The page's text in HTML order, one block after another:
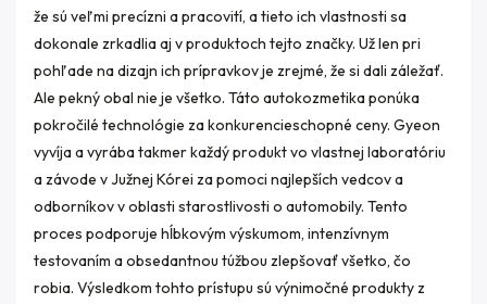
že sú veľmi precízni a pracovití, a tieto ich vlastnosti sa
dokonale zrkadlia aj v produktoch tejto značky. Už len pri
pohľade na dizajn ich prípravkov je zrejmé, že si dali záležať.
Ale pekný obal nie je všetko. Táto autokozmetika ponúka
pokročilé technológie za konkurencieschopné ceny. Gyeon
vyvíja a vyrába takmer každý produkt vo vlastnej laboratóriu
a závode v Južnej Kórei za pomoci najlepších vedcov a
odborníkov v oblasti starostlivosti o automobily. Tento
proces podporuje hĺbkovým výskumom, intenzívnym
testovaním a obsedantnou túžbou zlepšovať všetko, čo
robia. Výsledkom tohto prístupu sú výnimočné produkty z